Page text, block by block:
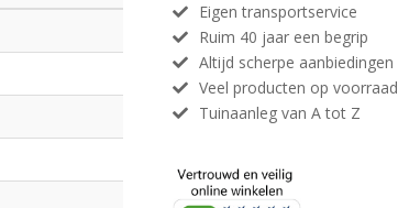
Eigen transportservice
Ruim 40 jaar een begrip
Altijd scherpe aanbiedingen
Veel producten op voorraad
Tuinaanleg van A tot Z